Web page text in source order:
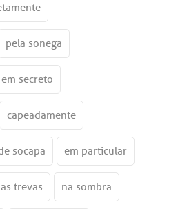
pela sonega
em secreto
capeadamente
socapa em particular
trevas na sombra